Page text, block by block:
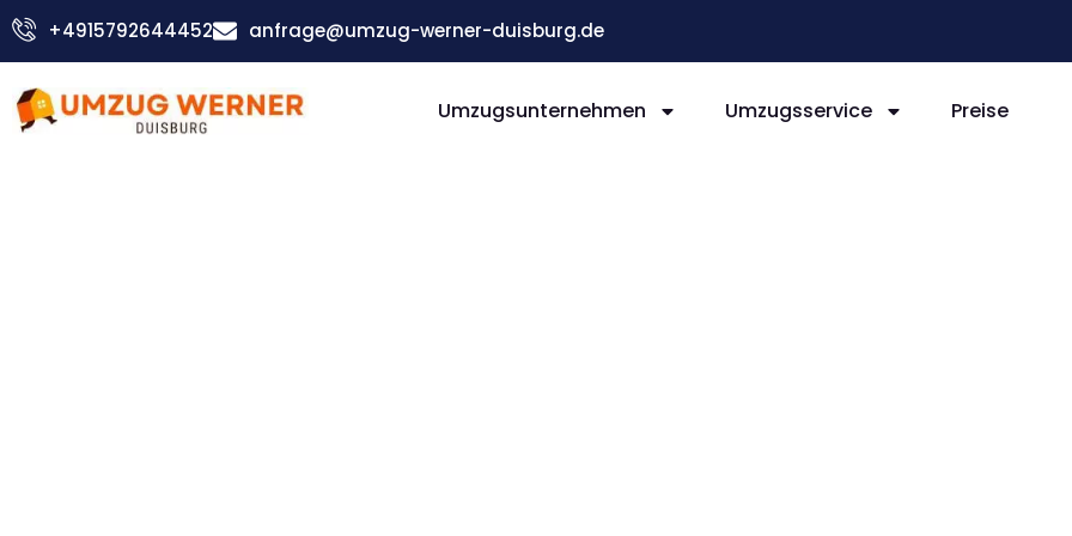
Zum
Inhalt
+4915792644452 anfrage@umzug-werner-duisburg.de
Umzugsunternehmen Umzugsservice Preise